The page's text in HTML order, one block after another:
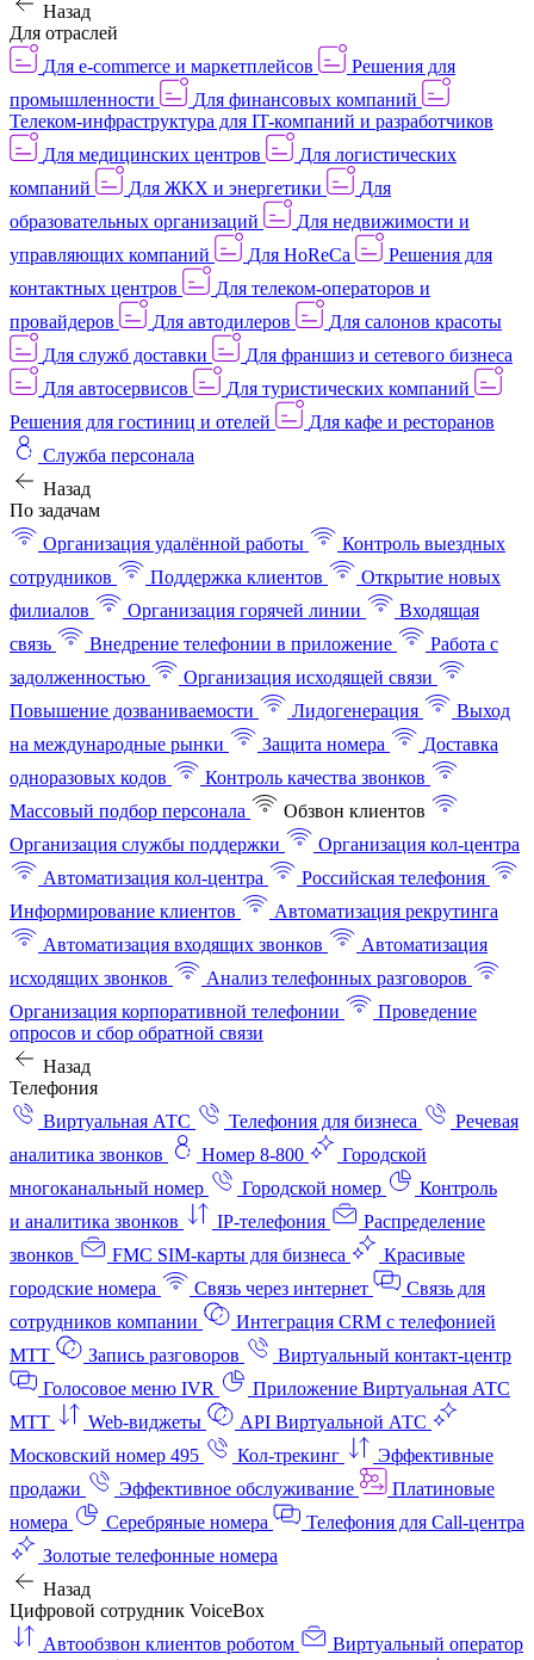
Назад
Для отраслей
Для e-commerce и маркетплейсов
Решения для
промышленности
Для финансовых компаний
Телеком-инфраструктура для IT-компаний и разработчиков
Для медицинских центров
Для логистических
компаний
Для ЖКХ и энергетики
Для
образовательных организаций
Для недвижимости и
управляющих компаний
Для HoReCa
Решения для
контактных центров
Для телеком-операторов и
провайдеров
Для автодилеров
Для салонов красоты
Для служб доставки
Для франшиз и сетевого бизнеса
Для автосервисов
Для туристических компаний
Решения для гостиниц и отелей
Для кафе и ресторанов
Служба персонала
Назад
По задачам
Организация удалённой работы
Контроль выездных
сотрудников
Поддержка клиентов
Открытие новых
филиалов
Организация горячей линии
Входящая
связь
Внедрение телефонии в приложение
Работа с
задолженностью
Организация исходящей связи
Повышение дозваниваемости
Лидогенерация
Выход
на международные рынки
Защита номера
Доставка
одноразовых кодов
Контроль качества звонков
Массовый подбор персонала
Обзвон клиентов
Организация службы поддержки
Организация кол-центра
Автоматизация кол-центра
Российская телефония
Информирование клиентов
Автоматизация рекрутинга
Автоматизация входящих звонков
Автоматизация
исходящих звонков
Анализ телефонных разговоров
Организация корпоративной телефонии
Проведение
опросов и сбор обратной связи
Назад
Телефония
Виртуальная АТС
Телефония для бизнеса
Речевая
аналитика звонков
Номер 8-800
Городской
многоканальный номер
Городской номер
Контроль
и аналитика звонков
IP-телефония
Распределение
звонков
FMC SIM-карты для бизнеса
Красивые
городские номера
Связь через интернет
Связь для
сотрудников компании
Интеграция CRM с телефонией
МТТ
Запись разговоров
Виртуальный контакт‑центр
Голосовое меню IVR
Приложение Виртуальная АТС
МТТ
Web-виджеты
API Виртуальной АТС
Московский номер 495
Кол-трекинг
Эффективные
продажи
Эффективное обслуживание
Платиновые
номера
Серебряные номера
Телефония для Call-центра
Золотые телефонные номера
Назад
Цифровой сотрудник VoiceBox
Автообзвон клиентов роботом
Виртуальный оператор